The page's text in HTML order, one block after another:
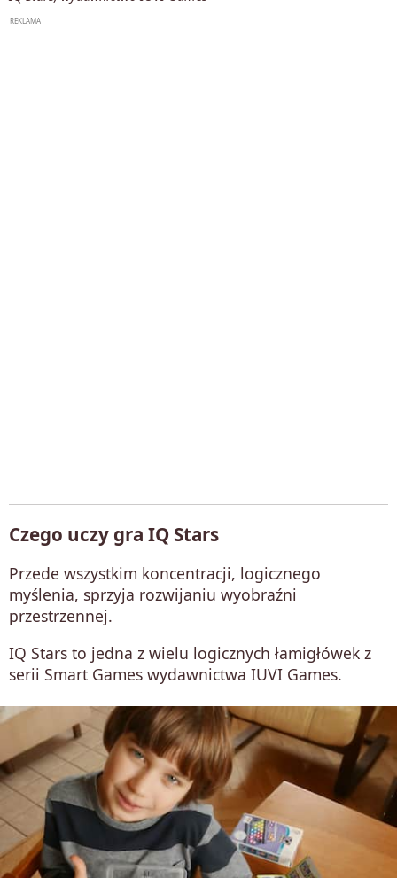
Czego uczy gra IQ Stars
Przede wszystkim koncentracji, logicznego
myślenia, sprzyja rozwijaniu wyobraźni
przestrzennej.
IQ Stars to jedna z wielu logicznych łamigłówek z
serii Smart Games wydawnictwa IUVI Games.